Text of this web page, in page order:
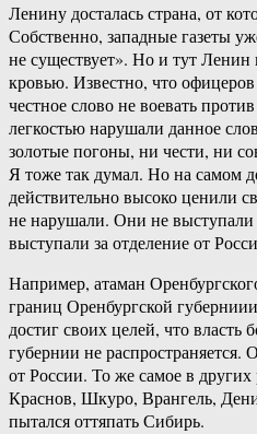
Ленину досталась страна, от
Собственно, западные газеты
не существует». Но и тут Ленин
кровью. Известно, что
честное слово не воевать
легкостью нарушали данное
золотые погоны, ни чести, ни
Я тоже так думал. Но на самом
действительно высоко ценили
не нарушали. Они не выступали
выступали за отделение от
Например, атаман
границ Оренбургской
достиг своих целей, что
губернии не
от России. То же самое в
Краснов, Шкуро, Врангель,
пытался оттяпать Сибирь.